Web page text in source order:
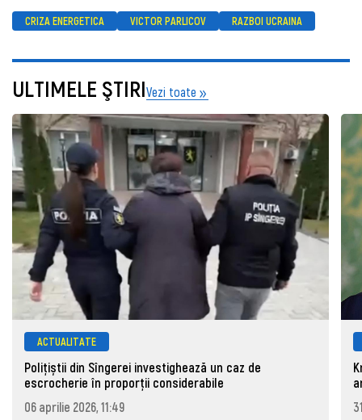
CRIZA ENERGETICA VICTOR PARLICOV RAZBOI UCRAINA
ULTIMELE ŞTIRIVezi toate
ACTUALITATE
Polițiștii din Sîngerei investighează un caz de
escrocherie în proporții considerabile
06 aprilie 2026, 11:49